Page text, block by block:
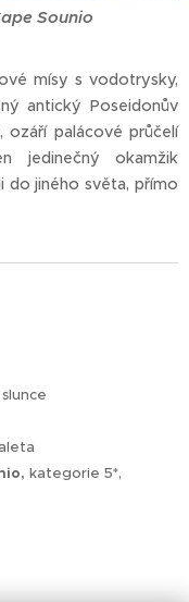
Sounio
mísy s vodotrysky,
antický Poseidonův
ozáří palácové průčelí
jedinečný okamžik
do jiného světa, přímo
kategorie 5*,